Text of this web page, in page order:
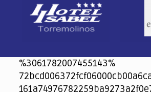
%3061782007455143%